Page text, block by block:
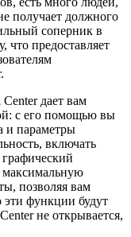
получает должного
соперник в
что предоставляет
дает вам
с его помощью вы
и параметры
включать
максимальную
позволяя вам
эти функции будут
не открывается,